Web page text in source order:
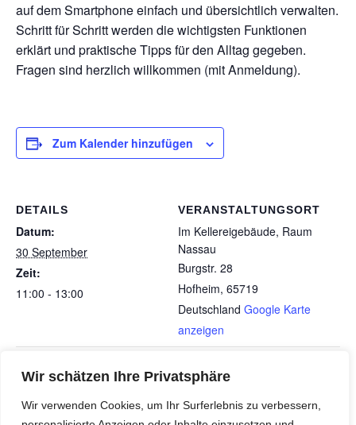
Wir schätzen Ihre Privatsphäre
Wir verwenden Cookies, um Ihr Surferlebnis zu verbessern,
auf dem Smartphone einfach und übersichtlich verwalten.
Schritt für Schritt werden die wichtigsten Funktionen
erklärt und praktische Tipps für den Alltag gegeben.
Fragen sind herzlich willkommen (mit Anmeldung).
Zum Kalender hinzufügen
DETAILS
Datum:
30 September
Zeit:
11:00 - 13:00
VERANSTALTUNGSORT
Im Kellereigebäude, Raum
Nassau
Burgstr. 28
Hofheim, 65719
Deutschland Google Karte
anzeigen
Austausch und Beratung für
(Seniorenberatung Hofheim)
Herbst-Disco SNH & VBV Disco –
Jochim, Brockmann, Neumeyer)